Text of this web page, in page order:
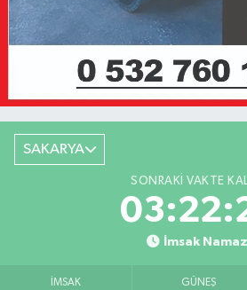
SAKARYA
SONRAKI VAKTE
İmsak
İMSAK GÜNEŞ